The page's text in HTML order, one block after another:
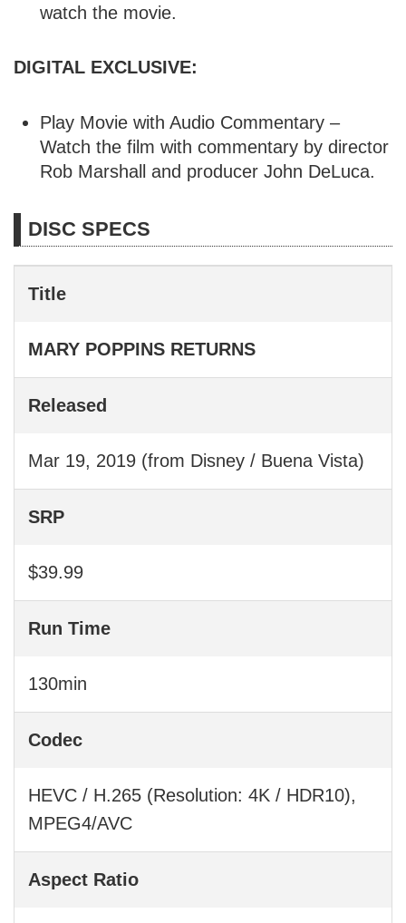
watch the movie.
DIGITAL EXCLUSIVE:
Play Movie with Audio Commentary –
Watch the film with commentary by director
Rob Marshall and producer John DeLuca.
DISC SPECS
Title
MARY POPPINS RETURNS
Released
Mar 19, 2019 (from Disney / Buena Vista)
SRP
$39.99
Run Time
130min
Codec
HEVC / H.265 (Resolution: 4K / HDR10),
MPEG4/AVC
Aspect Ratio